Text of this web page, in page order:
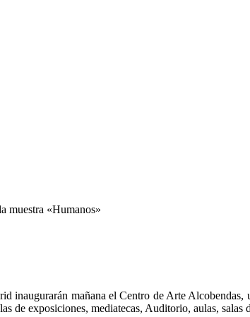
muestra «Humanos»
inaugurarán mañana el Centro de Arte
de exposiciones, mediatecas, Auditorio, aulas, salas